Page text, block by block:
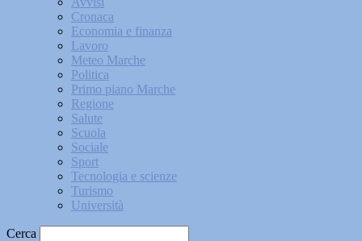
Cronaca
Economia e finanza
Lavoro
Meteo Marche
Politica
Primo piano Marche
Regione
Salute
Scuola
Sociale
Sport
Tecnologia e scienze
Turismo
Università
Cerca